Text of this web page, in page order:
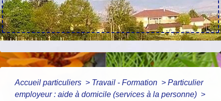
Accueil particuliers > Travail - Formation > Particulier
employeur : aide à domicile (services à la personne) >